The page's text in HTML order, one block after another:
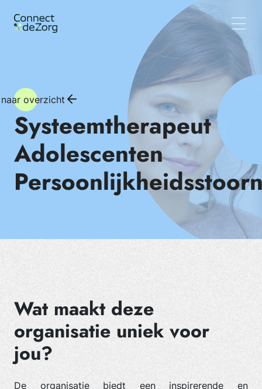
Vacatures
Wat wij doen
Inzichten
overzicht
Systeemtherapeut
Adolescenten
Wat maakt deze
organisatie uniek voor
jou?
De organisatie biedt een inspirerende en